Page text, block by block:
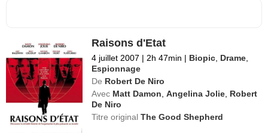
Raisons d'Etat
4 juillet 2007 | 2h 47min | Biopic Drame
Espionnage
De Robert De Niro
Avec Matt Damon ,Angelina Jolie Robert
De Niro
Titre originalThe Good Shepherd